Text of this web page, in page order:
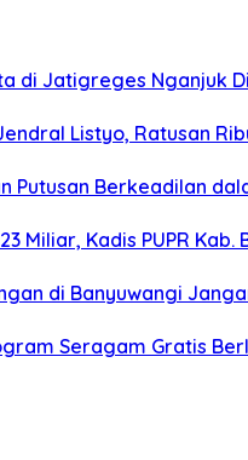
di Jatigreges
Listyo, Ratusan
Putusan Berkeadilan
Miliar, Kadis PUPR
di Banyuwangi
Seragam Gratis